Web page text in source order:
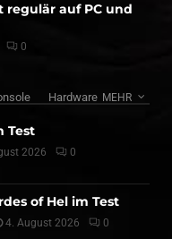
regulär auf PC und
0
Hardware MEHR
Test
2026 0
of Hel im Test
4. August 2026 0